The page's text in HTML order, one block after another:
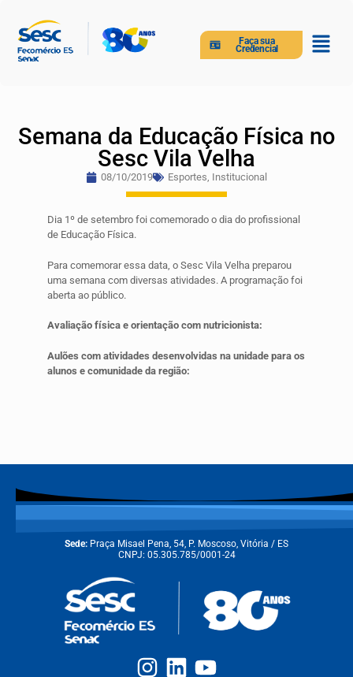
Faça sua
Credencial
Semana da Educação Física no
Sesc Vila Velha
08/10/2019 Esportes, Institucional
Dia 1º de setembro foi comemorado o dia do profissional
de Educação Física.
Para comemorar essa data, o Sesc Vila Velha preparou
uma semana com diversas atividades. A programação foi
aberta ao público.
Avaliação física e orientação com nutricionista:
Aulões com atividades desenvolvidas na unidade para os
alunos e comunidade da região:
Sede: Praça Misael Pena, 54, P. Moscoso, Vitória / ES
CNPJ: 05.305.785/0001-24